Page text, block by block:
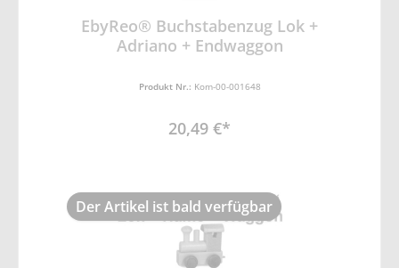
EbyReo® Buchstabenzug Lok +
Adriano + Endwaggon
Produkt Nr.: Kom-00-001648
20,49 €*
Der Artikel ist bald verfügbar